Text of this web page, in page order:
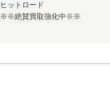
ヒットロード
※※絶賛買取強化中※※